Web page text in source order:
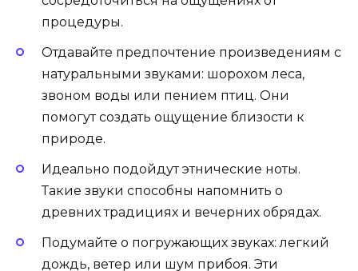
процедуры.
Отдавайте предпочтение произведениям с
натуральными звуками: шорохом леса,
звоном воды или пением птиц. Они
помогут создать ощущение близости к
природе.
Идеально подойдут этнические ноты.
Такие звуки способны напомнить о
древних традициях и вечерних обрядах.
Подумайте о погружающих звуках: легкий
дождь, ветер или шум прибоя. Эти